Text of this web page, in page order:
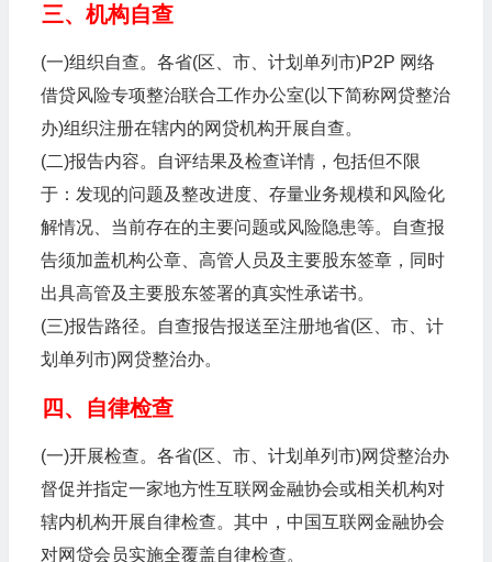
三、机构自查
(一)组织自查。各省(区、市、计划单列市)P2P 网络
借贷风险专项整治联合工作办公室(以下简称网贷整治
办)组织注册在辖内的网贷机构开展自查。
(二)报告内容。自评结果及检查详情，包括但不限
于：发现的问题及整改进度、存量业务规模和风险化
解情况、当前存在的主要问题或风险隐患等。自查报
告须加盖机构公章、高管人员及主要股东签章，同时
出具高管及主要股东签署的真实性承诺书。
(三)报告路径。自查报告报送至注册地省(区、市、计
划单列市)网贷整治办。
四、自律检查
(一)开展检查。各省(区、市、计划单列市)网贷整治办
督促并指定一家地方性互联网金融协会或相关机构对
辖内机构开展自律检查。其中，中国互联网金融协会
对网贷会员实施全覆盖自律检查。